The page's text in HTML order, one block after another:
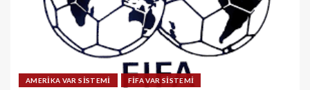
AMERİKA VAR SİSTEMİ FİFA VAR SİSTEMİ